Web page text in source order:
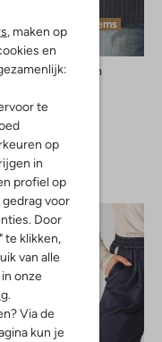
, maken op
en
te
op
in
profiel op
voor
Door
te klikken,
van alle
onze
.
Via de
kun je
Laatste items
Summum
€ 229,99